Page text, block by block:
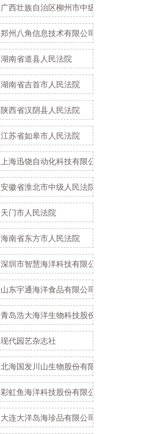
广西壮族自治区柳州市中级人民法院
郑州八角信息技术有限公司
湖南省道县人民法院
湖南省吉首市人民法院
陕西省汉阴县人民法院
江苏省如皋市人民法院
上海迅饶自动化科技有限公司
安徽省淮北市中级人民法院
天门市人民法院
海南省东方市人民法院
深圳市智慧海洋科技有限公司
山东宇通海洋食品有限公司
青岛浩大海洋生物科技股份有限公司
现代园艺杂志社
北海国发川山生物股份有限公司
彩虹鱼海洋科技股份有限公司
大连大洋岛海珍品有限公司